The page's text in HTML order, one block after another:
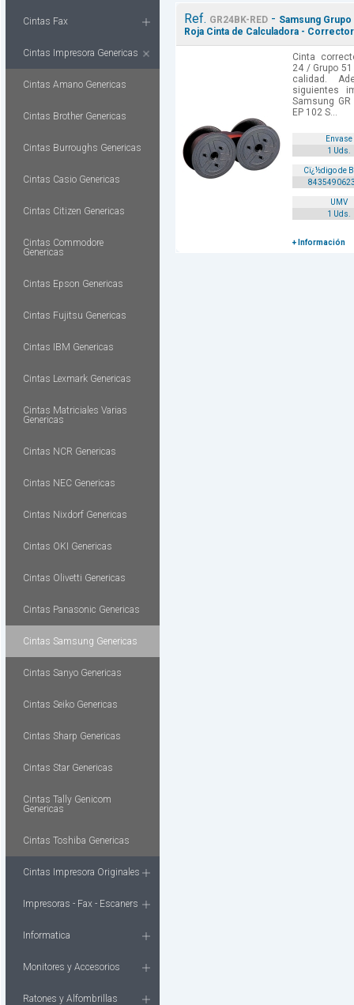
Cintas Fax
Cintas Impresora Genericas
Cintas Amano Genericas
Cintas Brother Genericas
Cintas Burroughs Genericas
Cintas Casio Genericas
Cintas Citizen Genericas
Cintas Commodore
Genericas
Cintas Epson Genericas
Cintas Fujitsu Genericas
Cintas IBM Genericas
Cintas Lexmark Genericas
Cintas Matriciales Varias
Genericas
Cintas NCR Genericas
Cintas NEC Genericas
Cintas Nixdorf Genericas
Cintas OKI Genericas
Cintas Olivetti Genericas
Cintas Panasonic Genericas
Cintas Samsung Genericas
Cintas Sanyo Genericas
Cintas Seiko Genericas
Cintas Sharp Genericas
Cintas Star Genericas
Cintas Tally Genicom
Genericas
Cintas Toshiba Genericas
Cintas Impresora Originales
Impresoras - Fax - Escaners
Informatica
Monitores y Accesorios
Ratones y Alfombrillas
Ref. GR24BK-RED - Samsung Grupo
Roja Cinta de Calculadora -
Cinta
24 / Grupo
calidad.
siguientes
Samsung
EP 102 S...
Envase
1 Uds.
Cï¿½digo de
UMV
1 Uds.
+ Información